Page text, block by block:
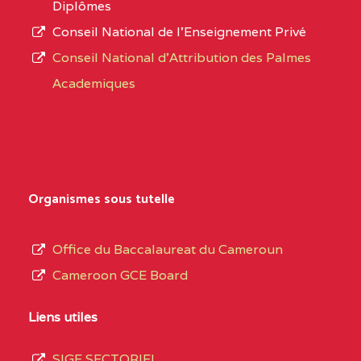
BAMENDA
BAPTIST COMPREHENSIVE COLLEGE
BILINGUAL TECHNICAL COLLEGE CHRIST
L’offre
d’éducation
de
du
Diplômes
Conseil National de l’Enseignement Privé
Conseil National d'Attribution des Palmes
Academiques
Organismes sous tutelle
Office du Baccalaureat du Cameroun
Cameroon GCE Board
Liens utiles